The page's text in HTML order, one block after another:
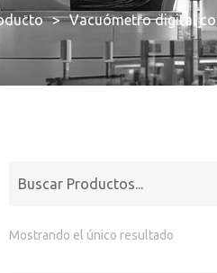
Vacuómetro digital
Mostrando el único resultado